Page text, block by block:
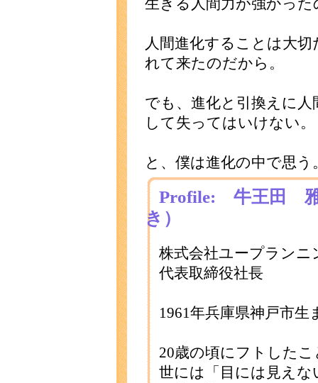
生きる人間力が強かった
人間進化することは大
れて来たのだから。
でも、進化と引換えに
して失ってはいけない。
と、僕は進化の中で思う
Profile: 牛王田
き）
株式会社ユープランニ
代表取締役社長
1961年兵庫県神戸市生
20歳の頃にフトした
世には「目には見え